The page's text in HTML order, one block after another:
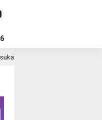
Beri Efek Elektoral